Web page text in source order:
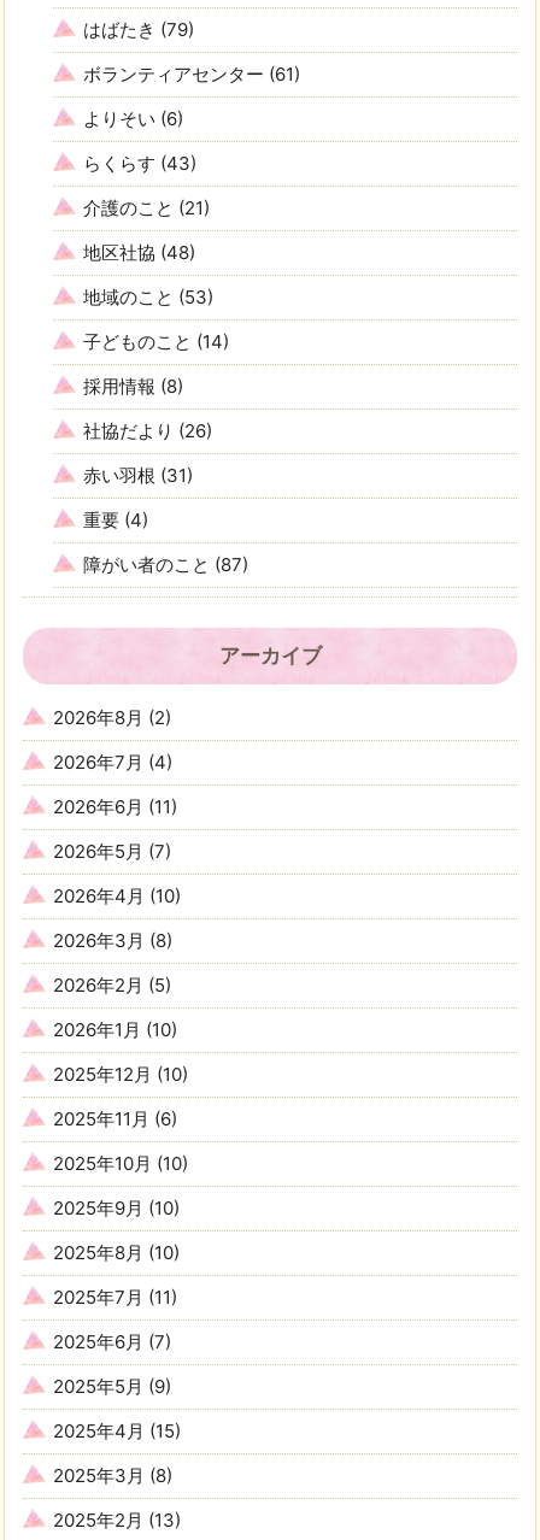
はばたき (79)
ボランティアセンター (61)
よりそい (6)
らくらす (43)
介護のこと (21)
地区社協 (48)
地域のこと (53)
子どものこと (14)
採用情報 (8)
社協だより (26)
赤い羽根 (31)
重要 (4)
障がい者のこと (87)
アーカイブ
2026年8月 (2)
2026年7月 (4)
2026年6月 (11)
2026年5月 (7)
2026年4月 (10)
2026年3月 (8)
2026年2月 (5)
2026年1月 (10)
2025年12月 (10)
2025年11月 (6)
2025年10月 (10)
2025年9月 (10)
2025年8月 (10)
2025年7月 (11)
2025年6月 (7)
2025年5月 (9)
2025年4月 (15)
2025年3月 (8)
2025年2月 (13)